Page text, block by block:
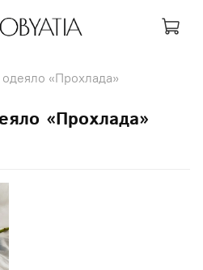
«Прохлада»
«Прохлада»